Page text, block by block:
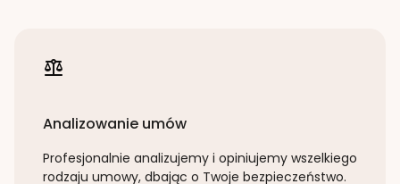
Analizowanie umów
Profesjonalnie analizujemy i opiniujemy wszelkiego
rodzaju umowy, dbając o Twoje bezpieczeństwo.